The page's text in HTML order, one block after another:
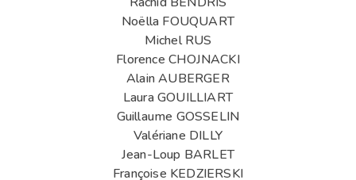
Noëlla FOUQUART
Michel RUS
Florence CHOJNACKI
Alain AUBERGER
Laura GOUILLIART
Guillaume GOSSELIN
Valériane DILLY
Jean-Loup BARLET
Françoise KEDZIERSKI